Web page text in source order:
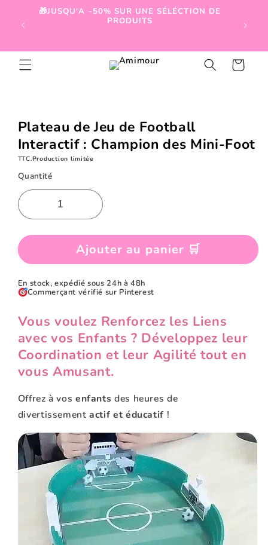
passer
au
🎁JUSQU'A -50% SUR UNE SÉLÉCTION DE
PRODUITS
Panier
Plateau de Jeu de Football
Interactif : Champion des Mini-Foot
TTC.Production limitée
Quantité
Ajouter au panier 🛒
En stock, expédié sous 24h à 48h
Commerçant vérifié sur Pinterest
Vous voulez Renforcez les Liens
avec vos Enfants ? Développez leur
Coordination et leur Agilité tout en
vous Amusant.
Offrez à vos enfants des heures de
divertissementactif et éducatif !